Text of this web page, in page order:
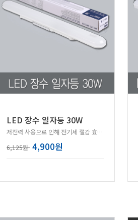
LED 장수 일자등 30W
저전력 사용으로 인해 전기세 절감 효과가 탁월한 제품!
6,125원 4,900원